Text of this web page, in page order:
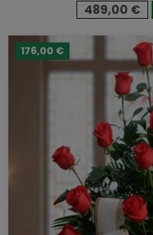
489,00 €
176,00 €